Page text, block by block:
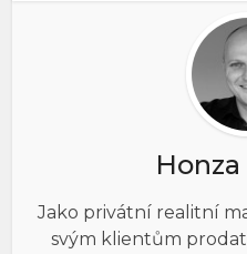
Jako privátní realitní
svým klientům